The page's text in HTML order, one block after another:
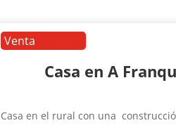
Venta
Casa en A
Casa en el rural con una